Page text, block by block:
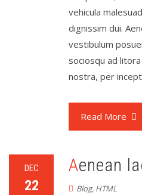
vehicula
dignissim dui.
vestibulum
sociosqu ad
nostra, per
Read More
DEC
22
Aenean
Blog, HTML